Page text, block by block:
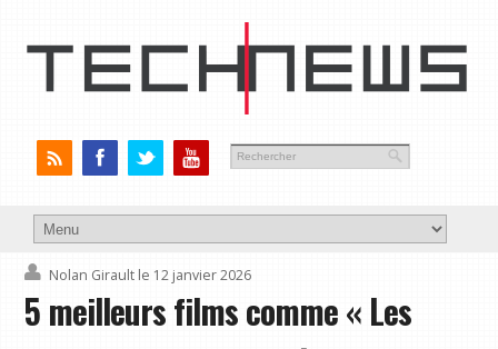
Nolan Girault le 12 janvier 2026
5 meilleurs films comme « Les